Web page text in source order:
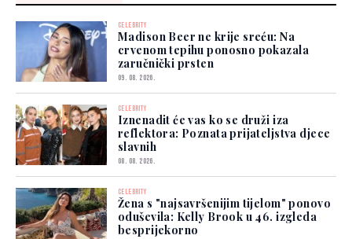
CELEBRITY
Madison Beer ne krije sreću: Na
crvenom tepihu ponosno pokazala
zaručnički prsten
09. 08. 2026.
CELEBRITY
Iznenadit će vas ko se druži iza
reflektora: Poznata prijateljstva djece
slavnih
08. 08. 2026.
CELEBRITY
Žena s "najsavršenijim tijelom" ponovo
oduševila: Kelly Brook u 46. izgleda
besprijekorno